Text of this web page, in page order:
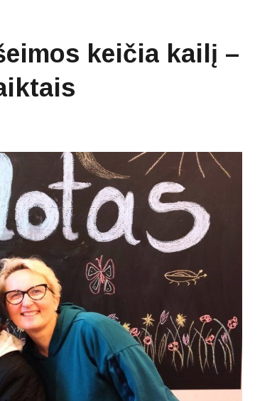
keičia kailį –